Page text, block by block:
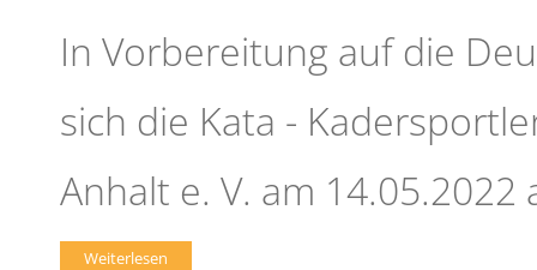
In Vorbereitung auf die
sich die Kata -
Anhalt e. V. am
Weiterlesen